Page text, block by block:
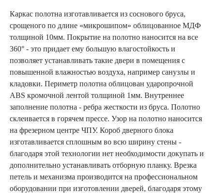
Каркас полотна изготавливается из соснового бруса,
срощеного по длине «микрошипом» облицованное МДФ
толщиной 10мм. Покрытие на полотно наносится на все
360° - это придает ему большую влагостойкость и
позволяет устанавливать такие двери в помещения с
повышенной влажностью воздуха, например санузлы и
кладовки. Периметр полотна облицован ударопрочной
ABS кромочной лентой толщиной 1мм. Внутреннее
заполнение полотна - ребра жесткости из бруса. Полотно
склеивается в горячем прессе. Узор на полотно наносится
на фрезерном центре ЧПУ. Короб дверного блока
изготавливается сплошным во всю ширину стены -
благодаря этой технологии нет необходимости докупать и
дополнительно устанавливать отборную планку. Врезка
петель и механизма производится на профессиональном
оборудовании при изготовлении дверей, благодаря этому